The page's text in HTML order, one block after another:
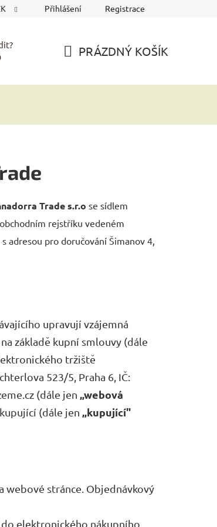
Přihlášení Registrace
PRÁZDNÝ KOŠÍK
Trade s.r.o se sídlem
rejstříku vedeném
adresou pro doručování Šimanov 4,
upravují vzájemná
základě kupní smlouvy (dále
tržiště
523/5, Praha 6, IČ:
(dále jen „webová
(dále jen „kupující"
stránce. Objednávkový
elektronického nákupního